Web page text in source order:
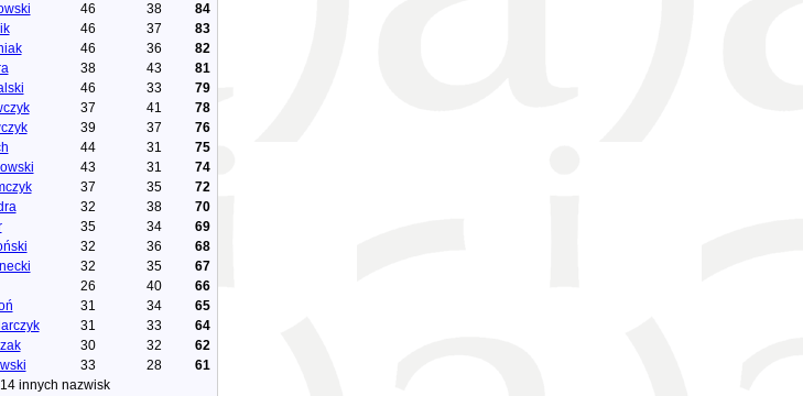
46 38
84
46 37
83
46 36
82
38 43
81
46 33
79
37 41
78
39 37
76
44 31
75
43 31
74
37 35
72
32 38
70
35 34
69
32 36
68
32 35
67
26 40
66
31 34
65
31 33
64
30 32
62
33 28
61
innych nazwisk